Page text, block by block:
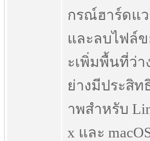
กรณ์ฮาร์ดแ
และลบไฟล์
ะเพิ่มพื้นที่ว่า
ย่างมีประสิท
าพสำหรับ
x และ